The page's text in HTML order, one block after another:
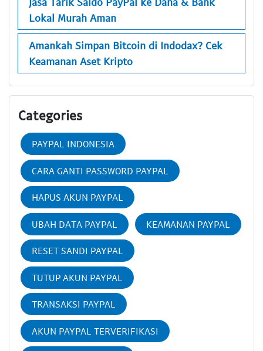
Lokal Murah Aman
Amankah Simpan Bitcoin di Indodax? Cek
Keamanan Aset Kripto
Categories
PAYPAL INDONESIA
CARA GANTI PASSWORD PAYPAL
HAPUS AKUN PAYPAL
UBAH DATA PAYPAL KEAMANAN PAYPAL
RESET SANDI PAYPAL
TUTUP AKUN PAYPAL
TRANSAKSI PAYPAL
AKUN PAYPAL TERVERIFIKASI